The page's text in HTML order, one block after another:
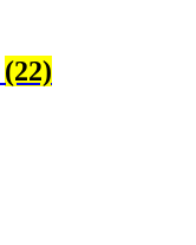
(22)